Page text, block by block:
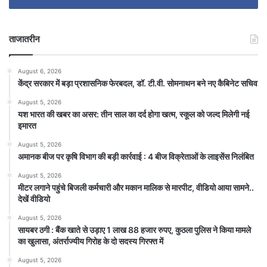
ताजातरीन
August 6, 2026
केंद्र सरकार में बड़ा प्रशासनिक फेरबदल, डॉ. टी.वी. सोमनाथन बने नए कैबिनेट सचिव
August 5, 2026
यश भारत की खबर का असर: तीन साल का दर्द होगा खत्म, स्कूल को जल्द मिलेगी नई
इमारत
August 5, 2026
अमानक बीज पर कृषि विभाग की बड़ी कार्रवाई : 4 बीज विक्रेताओं के लाइसेंस निलंबित
August 5, 2026
मीटर लगाने पहुंचे बिजली कर्मचारी और मकान मालिक से मारपीट, वीडियो आया सामने..
देखें वीडियो
August 5, 2026
सायबर ठगी : बैंक खाते से उड़ाए 1 लाख 88 हजार रुपए, कुठला पुलिस ने किया मामले
का खुलासा, अंतर्राज्यीय गिरोह के दो सदस्य गिरफ्त में
August 5, 2026